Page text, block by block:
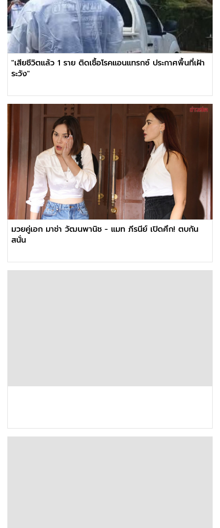
"เสียชีวิตแล้ว 1 ราย ติดเชื้อโรคแอนแทรกซ์ ประกาศพื้นที่เฝ้า
ระวัง"
มวยคู่เอก มาช่า วัฒนพานิช - แมท ภีรนีย์ เปิดศึก! ตบกัน
สนั่น